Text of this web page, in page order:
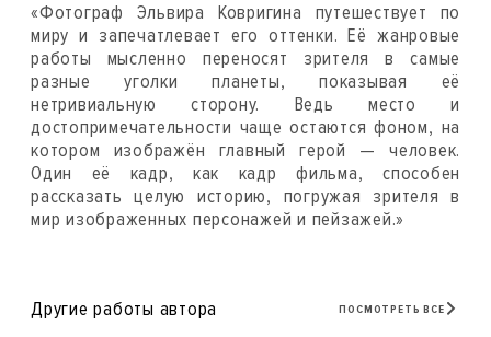
«Фотограф Эльвира Ковригина путешествует по
миру и запечатлевает его оттенки. Её жанровые
работы мысленно переносят зрителя в самые
разные уголки планеты, показывая её
нетривиальную сторону. Ведь место и
достопримечательности чаще остаются фоном, на
котором изображён главный герой — человек.
Один её кадр, как кадр фильма, способен
рассказать целую историю, погружая зрителя в
мир изображенных персонажей‌ и пейзажей‌.»
Другие работы автора ПОСМОТРЕТЬ ВСЕ